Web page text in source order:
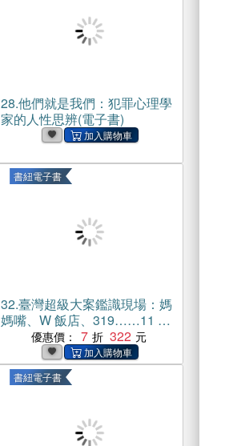
28.他們就是我們：犯罪心理學
家的人性思辨(電子書)
書紐電子書
32.臺灣超級大案鑑識現場：媽
媽嘴、W 飯店、319……11 件
轟動臺灣的大案，記者、警
察、街頭巷尾都在談論，真相
是？鑑識專家用獨家照片解讀
現場。(電子書)
優惠價： 7 322
書紐電子書